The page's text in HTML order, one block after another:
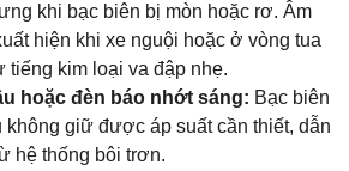
khi bạc biên bị mòn hoặc rơ. Âm
hiện khi xe nguội hoặc ở vòng tua
tiếng kim loại va đập nhẹ.
hoặc đèn báo nhớt sáng: Bạc biên
không giữ được áp suất cần thiết, dẫn
hệ thống bôi trơn.